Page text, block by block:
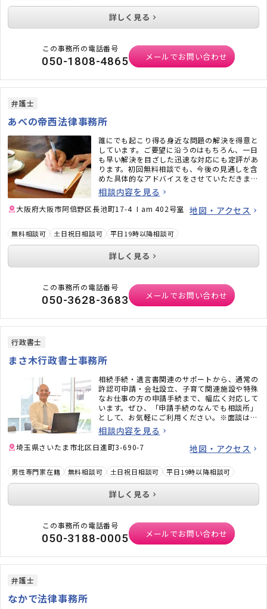
詳しく見る
この事務所の電話番号
050-1808-4865 メールでお問い合わせ
弁護士
あべの帝西法律事務所
誰にでも起こり得る身近な問題の解決を得意と
しています。ご要望に沿うのはもちろん、一日
も早い解決を目ざした迅速な対応にも定評があ
ります。初回無料相談でも、今後の見通しを含
めた具体的なアドバイスをさせていただきま
す。相談＝依頼ではありませんので、弁護士が
必要かどうかを見極めるためにも、ぜひ一度ご
相談ください。
相談内容を見る
大阪府大阪市阿倍野区長池町17-4 I am 402号室 地図・アクセス
無料相談可 土日祝日相談可 平日19時以降相談可
詳しく見る
この事務所の電話番号
050-3628-3683 メールでお問い合わせ
行政書士
まさ木行政書士事務所
相続手続・遺言書関連のサポートから、通常の
許認可申請・会社設立、子育て関連施設や特殊
なお仕事の方の申請手続まで、幅広く対応して
います。ぜひ、「申請手続のなんでも相談所」
として、お気軽にご利用ください。※面談は事
前にご予約ください
お問い合わせは
info@office-masaki.comにて
相談内容を見る
埼玉県さいたま市北区日進町3-690-7 地図・アクセス
男性専門家在籍 無料相談可 土日祝日相談可 平日19時以降相談可
詳しく見る
この事務所の電話番号
050-3188-0005 メールでお問い合わせ
弁護士
なかで法律事務所